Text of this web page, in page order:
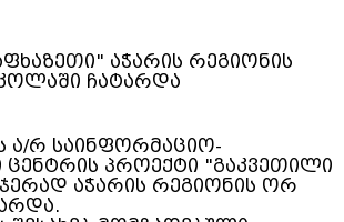
აჭარის რეგიონის
ჩატარდა
ა/რ საინფორმაციო-
ცენტრის პროექტი "გაკვეთილი
აჭარის რეგიონის ორ